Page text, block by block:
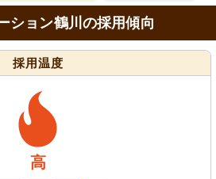
ション鶴川の採用傾向
採用温度
高